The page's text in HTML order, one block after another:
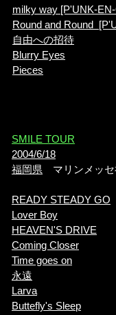
milky way [P'UNK-
Round and Round
自由への招待
Blurry Eyes
Pieces
​SMILE TOUR
2004/6/18
福岡県 マリンメッセ
READY STEADY GO
Lover Boy
HEAVEN'S DRIVE
Coming Closer
Time goes on
永遠
Larva
​Buttefly's Sleep